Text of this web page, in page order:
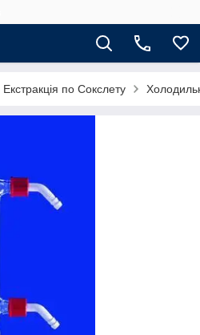
Екстракція по Сокслету